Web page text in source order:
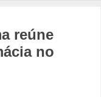
reúne
no